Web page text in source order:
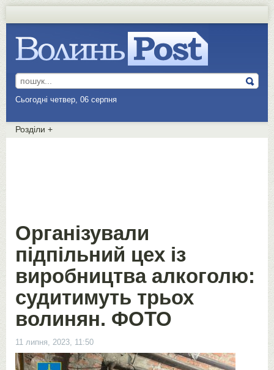
Сьогодні четвер, 06 серпня
Розділи +
Організували
підпільний цех із
виробництва алкоголю:
судитимуть трьох
волинян. ФОТО
11 липня, 2023, 11:50